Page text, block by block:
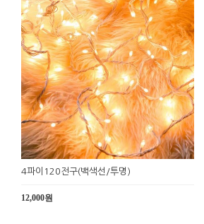
4파이120전구(백색선/투명)
12,000원